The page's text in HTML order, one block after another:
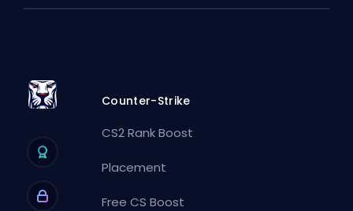
Counter-Strike
CS2 Rank Boost
Placement
Free CS Boost